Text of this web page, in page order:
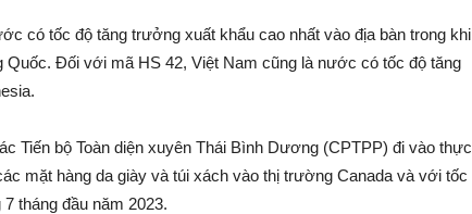
có tốc độ tăng trưởng xuất khẩu cao nhất vào địa bàn trong khi
Quốc. Đối với mã HS 42, Việt Nam cũng là nước có tốc độ tăng
Tiến bộ Toàn diện xuyên Thái Bình Dương (CPTPP) đi vào thực
mặt hàng da giày và túi xách vào thị trường Canada và với tốc
tháng đầu năm 2023.